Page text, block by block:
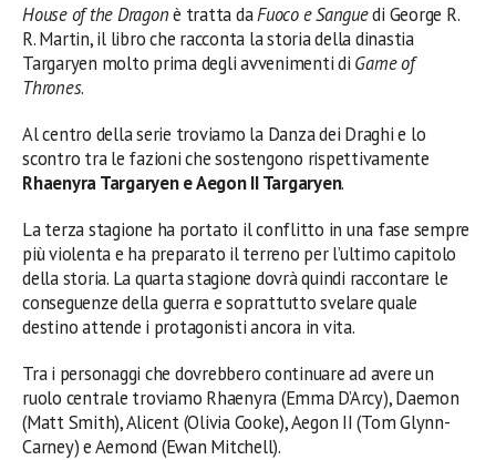
House of the Dragonè tratta daFuoco e Sanguedi George R.
R. Martin, il libro che racconta la storia della dinastia
Targaryen molto prima degli avvenimenti di Game of
Thrones.
Al centro della serie troviamo la Danza dei Draghi e lo
scontro tra le fazioni che sostengono rispettivamente
Rhaenyra Targaryen e Aegon II Targaryen.
La terza stagione ha portato il conflitto in una fase sempre
più violenta e ha preparato il terreno per l’ultimo capitolo
della storia. La quarta stagione dovrà quindi raccontare le
conseguenze della guerra e soprattutto svelare quale
destino attende i protagonisti ancora in vita.
Tra i personaggi che dovrebbero continuare ad avere un
ruolo centrale troviamo Rhaenyra (Emma D’Arcy), Daemon
(Matt Smith), Alicent (Olivia Cooke), Aegon II (Tom Glynn-
Carney) e Aemond (Ewan Mitchell).